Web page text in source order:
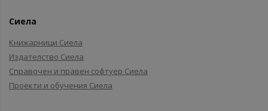
Сиела
Книжарници Сиела
Издателство Сиела
Справочен и правен софтуер Сиела
Проекти и обучения Сиела